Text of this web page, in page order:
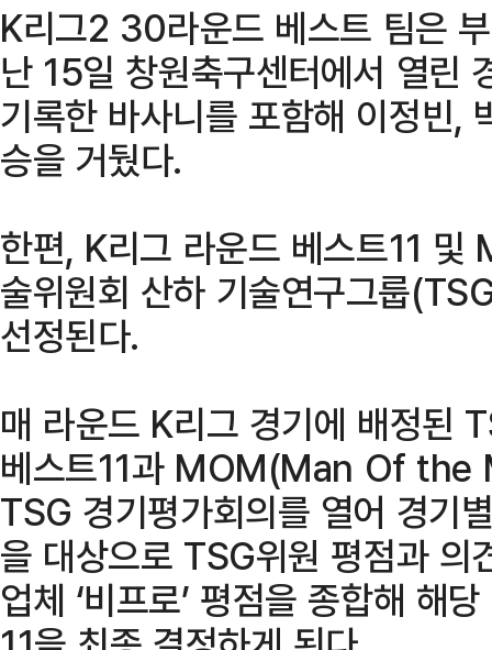
K리그2 30라운드 베스트 팀은
난 15일 창원축구센터에서 열린
기록한 바사니를 포함해 이정빈,
승을 거뒀다.
한편, K리그 라운드 베스트11 및
술위원회 산하 기술연구그룹
선정된다.
매 라운드 K리그 경기에 배정된
베스트11과 MOM(Man Of the
TSG 경기평가회의를 열어 경기
을 대상으로 TSG위원 평점과 의
업체 ‘비프로’ 평점을 종합해 해